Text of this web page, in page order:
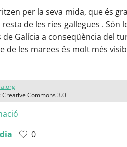
per la seva mida, que és
de les ries gallegues . Són
de Galícia a conseqüència del
de les marees és molt més
Commons 3.0
0